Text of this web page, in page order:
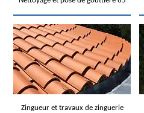
Zingueur et travaux de zinguerie